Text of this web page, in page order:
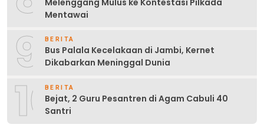
Mentawai
9 BERITA
Bus Palala Kecelakaan di Jambi, Kernet
Dikabarkan Meninggal Dunia
10BERITA
Bejat, 2 Guru Pesantren di Agam Cabuli 40
Santri